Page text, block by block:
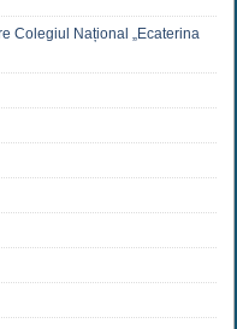
Colegiul Național „Ecaterina